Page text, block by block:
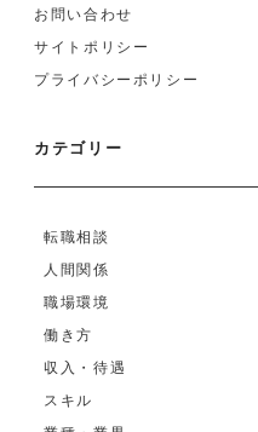
お問い合わせ
サイトポリシー
プライバシーポリシー
カテゴリー
転職相談
人間関係
職場環境
働き方
収入・待遇
スキル